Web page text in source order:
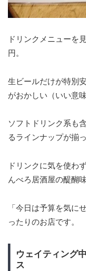
ドリンクメニューを
円。
生ビールだけが特別
がおかしい（いい意
ソフトドリンク系も
るラインナップが揃
ドリンクに気を使わ
んべろ居酒屋の醍醐
「今日は予算を気に
ったりのお店です。
ウェイティング
ス